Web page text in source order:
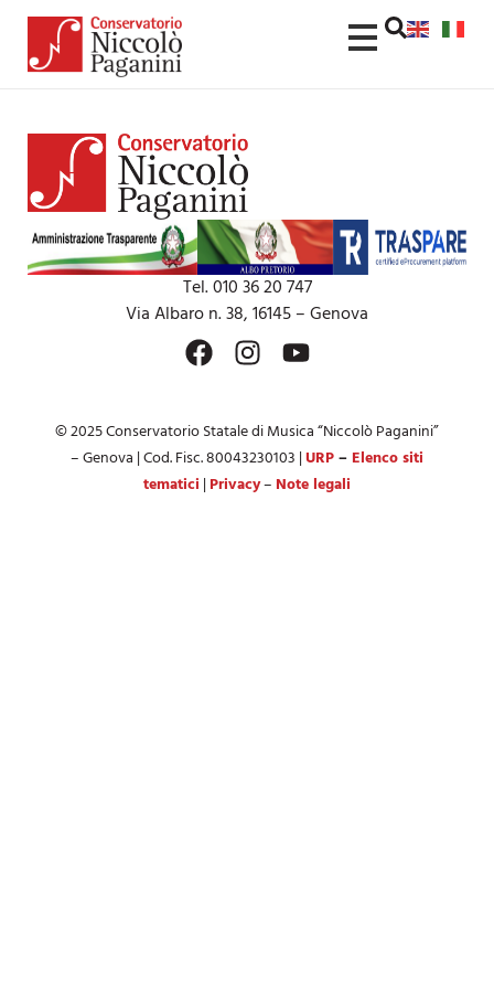
contenuto
Tel. 010 36 20 747
Via Albaro n. 38, 16145 – Genova
© 2025 Conservatorio Statale di Musica “Niccolò Paganini”
– Genova | Cod. Fisc. 80043230103 |URP– Elenco siti
tematici | Privacy– Note legali